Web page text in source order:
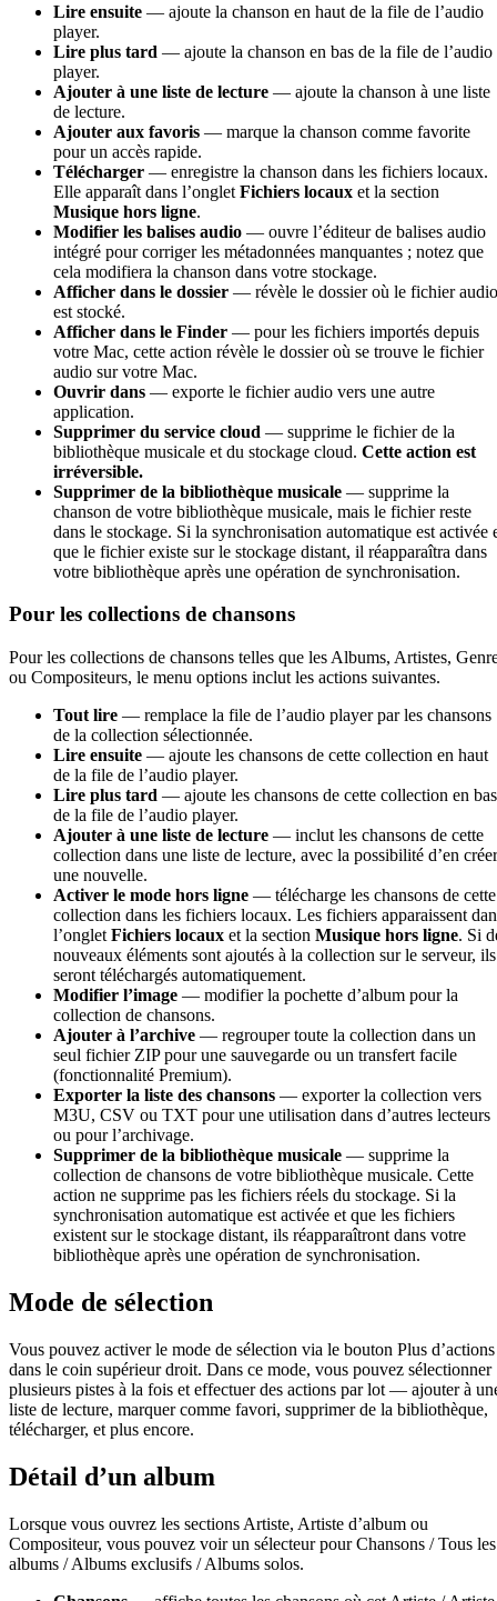
Lire ensuite — ajoute la chanson en haut de la file de l’audio
player.
Lire plus tard — ajoute la chanson en bas de la file de l’audio
player.
Ajouter à une liste de lecture — ajoute la chanson à une liste
de lecture.
Ajouter aux favoris — marque la chanson comme favorite
pour un accès rapide.
Télécharger — enregistre la chanson dans les fichiers locaux.
Elle apparaît dans l’onglet Fichiers locaux et la section
Musique hors ligne.
Modifier les balises audio — ouvre l’éditeur de balises audio
intégré pour corriger les métadonnées manquantes ; notez que
cela modifiera la chanson dans votre stockage.
Afficher dans le dossier — révèle le dossier où le fichier audio
est stocké.
Afficher dans le Finder — pour les fichiers importés depuis
votre Mac, cette action révèle le dossier où se trouve le fichier
audio sur votre Mac.
Ouvrir dans — exporte le fichier audio vers une autre
application.
Supprimer du service cloud — supprime le fichier de la
bibliothèque musicale et du stockage cloud. Cette action est
irréversible.
Supprimer de la bibliothèque musicale — supprime la
chanson de votre bibliothèque musicale, mais le fichier reste
dans le stockage. Si la synchronisation automatique est activée
que le fichier existe sur le stockage distant, il réapparaîtra dans
votre bibliothèque après une opération de synchronisation.
Pour les collections de chansons
Pour les collections de chansons telles que les Albums, Artistes,
ou Compositeurs, le menu options inclut les actions suivantes.
Tout lire — remplace la file de l’audio player par les chansons
de la collection sélectionnée.
Lire ensuite — ajoute les chansons de cette collection en haut
de la file de l’audio player.
Lire plus tard — ajoute les chansons de cette collection en bas
de la file de l’audio player.
Ajouter à une liste de lecture — inclut les chansons de cette
collection dans une liste de lecture, avec la possibilité d’en créer
une nouvelle.
Activer le mode hors ligne — télécharge les chansons de cette
collection dans les fichiers locaux. Les fichiers apparaissent
l’onglet Fichiers locaux et la section Musique hors ligne. Si
nouveaux éléments sont ajoutés à la collection sur le serveur, ils
seront téléchargés automatiquement.
Modifier l’image — modifier la pochette d’album pour la
collection de chansons.
Ajouter à l’archive — regrouper toute la collection dans un
seul fichier ZIP pour une sauvegarde ou un transfert facile
(fonctionnalité Premium).
Exporter la liste des chansons — exporter la collection vers
M3U, CSV ou TXT pour une utilisation dans d’autres lecteurs
ou pour l’archivage.
Supprimer de la bibliothèque musicale — supprime la
collection de chansons de votre bibliothèque musicale. Cette
action ne supprime pas les fichiers réels du stockage. Si la
synchronisation automatique est activée et que les fichiers
existent sur le stockage distant, ils réapparaîtront dans votre
bibliothèque après une opération de synchronisation.
Mode de sélection
Vous pouvez activer le mode de sélection via le bouton Plus d’actions
dans le coin supérieur droit. Dans ce mode, vous pouvez sélectionner
plusieurs pistes à la fois et effectuer des actions par lot — ajouter à
liste de lecture, marquer comme favori, supprimer de la bibliothèque,
télécharger, et plus encore.
Détail d’un album
Lorsque vous ouvrez les sections Artiste, Artiste d’album ou
Compositeur, vous pouvez voir un sélecteur pour Chansons / Tous les
albums / Albums exclusifs / Albums solos.